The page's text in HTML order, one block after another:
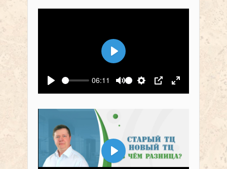
Воспроизвести
06:11
Выключить звук
Настройки
PIP На весь
Воспроизвести
Воспроизвести